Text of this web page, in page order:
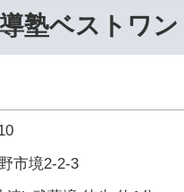
塾ベストワン
市境2-2-3